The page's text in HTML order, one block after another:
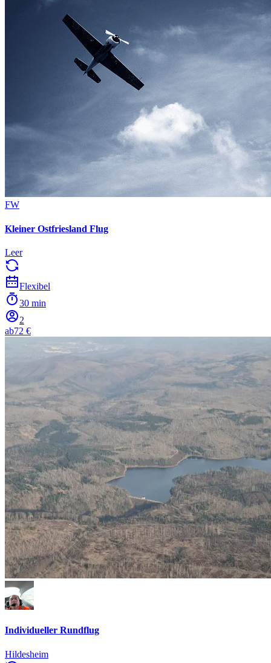
FW
Kleiner Ostfriesland Flug
Leer
Flexibel
30 min
2
ab72 €
Individueller Rundflug
Hildesheim